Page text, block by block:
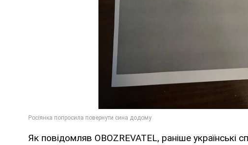
Як повідомляв OBOZREVATEL, раніше українські